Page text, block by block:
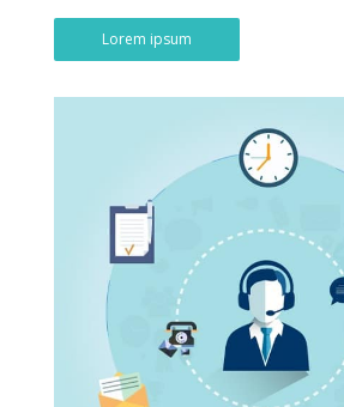
Lorem ipsum